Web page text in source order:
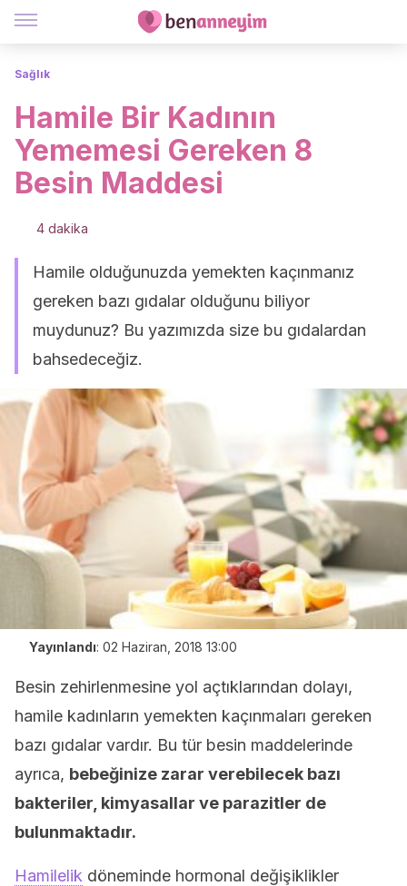
Sağlık
Hamile Bir Kadının
Yememesi Gereken 8
Besin Maddesi
4 dakika
Hamile olduğunuzda yemekten kaçınmanız
gereken bazı gıdalar olduğunu biliyor
muydunuz? Bu yazımızda size bu gıdalardan
bahsedeceğiz.
Yayınlandı: 02 Haziran, 2018 13:00
Besin zehirlenmesine yol açtıklarından dolayı,
hamile kadınların yemekten kaçınmaları gereken
bazı gıdalar vardır. Bu tür besin maddelerinde
ayrıca, bebeğinize zarar verebilecek bazı
bakteriler, kimyasallar ve parazitler de
bulunmaktadır.
Hamilelik döneminde hormonal değişiklikler